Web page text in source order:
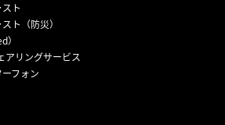
ト
ト（防災）
アリングサービス
フォン